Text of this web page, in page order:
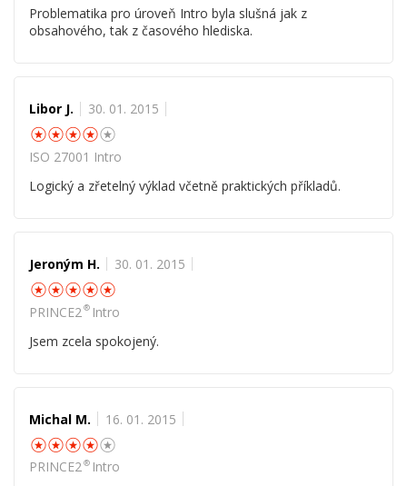
Problematika pro úroveň Intro byla slušná jak z
obsahového, tak z časového hlediska.
Libor J. 30. 01. 2015
☆☆☆☆
ISO 27001 Intro
Logický a zřetelný výklad včetně praktických příkladů.
Jeroným H. 30. 01. 2015
☆☆☆☆
PRINCE2 ®Intro
Jsem zcela spokojený.
Michal M. 16. 01. 2015
☆☆☆☆
PRINCE2®Intro